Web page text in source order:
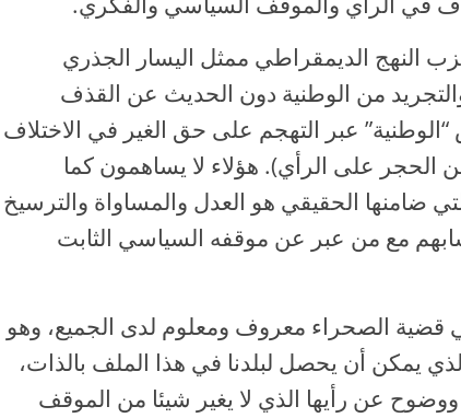
النهج الديمقراطي ممثل اليسار الجذري
من الوطنية دون الحديث عن القذف
عبر التهجم على حق الغير في الاختلاف
الحجر على الرأي). هؤلاء لا يساهمون كما
ضامنها الحقيقي هو العدل والمساواة والترسيخ
مع من عبر عن موقفه السياسي الثابت
قضية الصحراء معروف ومعلوم لدى الجميع، وهو
يمكن أن يحصل لبلدنا في هذا الملف بالذات،
عن رأيها الذي لا يغير شيئا من الموقف